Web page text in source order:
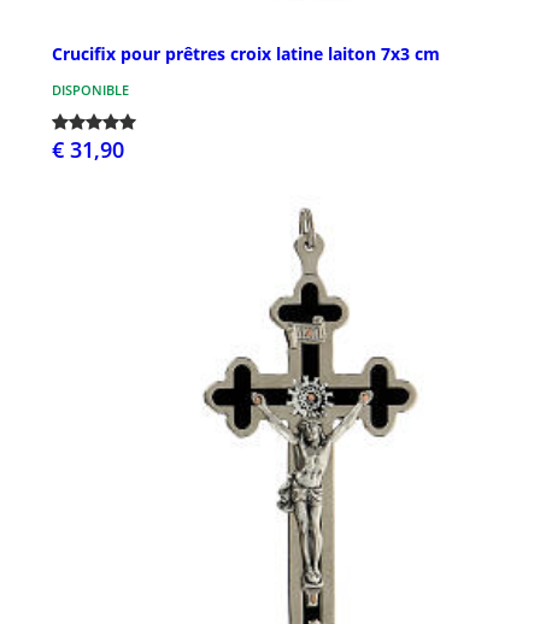
Crucifix pour prêtres croix latine laiton 7x3 cm
DISPONIBLE
€ 31,90